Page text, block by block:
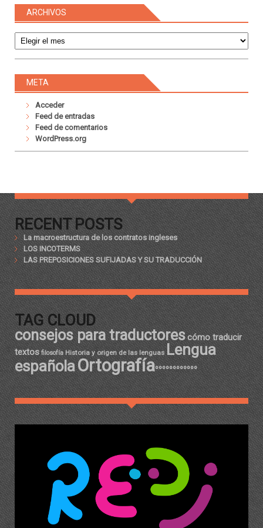
ARCHIVOS
META
Acceder
Feed de entradas
Feed de comentarios
WordPress.org
RECENT POSTS
La macroestructura de los contratos ingleses
LOS INCOTERMS
LAS PREPOSICIONES SUFIJADAS Y SU TRADUCCIÓN
TAG CLOUD
consejos para traductorescómo traducir
textos filosofía Historia y origen de las lenguas Lengua
españolaOrtografíaºººººººººººº